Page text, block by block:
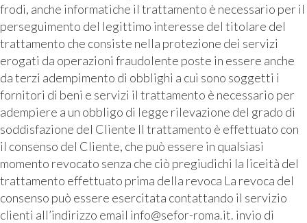
frodi, anche informatiche il trattamento è necessario per il
perseguimento del legittimo interesse del titolare del
trattamento che consiste nella protezione dei servizi
erogati da operazioni fraudolente poste in essere anche
da terzi adempimento di obblighi a cui sono soggetti i
fornitori di beni e servizi il trattamento è necessario per
adempiere a un obbligo di legge rilevazione del grado di
soddisfazione del Cliente Il trattamento è effettuato con
il consenso del Cliente, che può essere in qualsiasi
momento revocato senza che ciò pregiudichi la liceità del
trattamento effettuato prima della revoca La revoca del
consenso può essere esercitata contattando il servizio
clienti all’indirizzo email info@sefor-roma.it. invio di